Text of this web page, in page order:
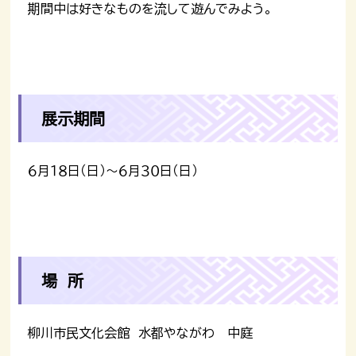
期間中は好きなものを流して遊んでみよう。
展示期間
６月１８日（日）～６月３０日（日）
場 所
柳川市民文化会館 水都やながわ 中庭